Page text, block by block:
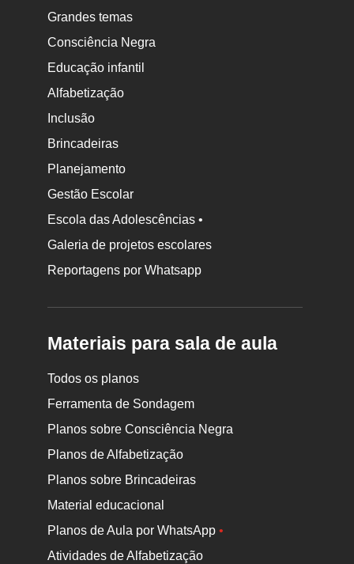
Grandes temas
Consciência Negra
Educação infantil
Alfabetização
Inclusão
Brincadeiras
Planejamento
Gestão Escolar
Escola das Adolescências •
Galeria de projetos escolares
Reportagens por Whatsapp
Materiais para sala de aula
Todos os planos
Ferramenta de Sondagem
Planos sobre Consciência Negra
Planos de Alfabetização
Planos sobre Brincadeiras
Material educacional
Planos de Aula por WhatsApp•
Atividades de Alfabetização